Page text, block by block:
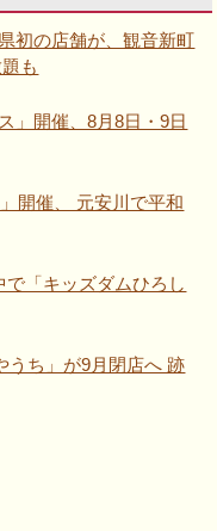
初の店舗が、観音新町
も
」開催、8月8日・9日
開催、 元安川で平和
で「キッズダムひろし
うち」が9月閉店へ 跡